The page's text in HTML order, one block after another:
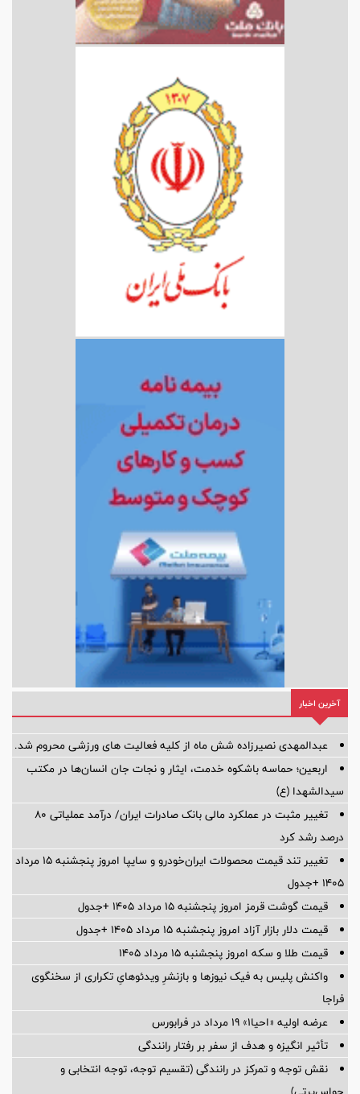
آخرین اخبار
عبدالمهدی نصیرزاده شش ماه از کلیه فعالیت های ورزشی محروم شد.
اربعین؛ حماسه باشکوه خدمت، ایثار و نجات جان انسان‌ها در مکتب
سیدالشهدا (ع)
تغییر مثبت در عملکرد مالی بانک صادرات ایران/ درآمد عملیاتی 80
درصد رشد کرد
تغییر تند قیمت محصولات ایران‌خودرو و سایپا امروز پنجشنبه ۱۵ مرداد
۱۴۰۵ +جدول
قیمت گوشت قرمز امروز پنجشنبه ۱۵ مرداد ۱۴۰۵ +جدول
قیمت دلار بازار آزاد امروز پنجشنبه ۱۵ مرداد ۱۴۰۵ +جدول
قیمت طلا و سکه امروز پنجشنبه ۱۵ مرداد ۱۴۰۵
واکنش پلیس به فیک نیوزها و بازنشرِ ویدئوهایِ تکراری از سخنگوی
فراجا
عرضه اولیه «احیا۱» ۱۹ مرداد در فرابورس
تأثیر انگیزه و هدف از سفر بر رفتار رانندگی
نقش توجه و تمرکز در رانندگی (تقسیم توجه، توجه انتخابی و